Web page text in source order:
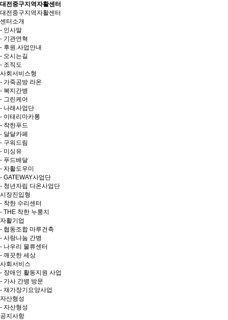
대전중구지역자활센터
대전중구지역자활센터
센터소개
- 인사말
- 기관연혁
- 후원.사업안내
- 오시는길
- 조직도
사회서비스형
- 가죽공방 라온
- 복지간병
- 그린케어
- 나래사업단
- 이태리마카롱
- 착한푸드
- 달달카페
- 구워드림
- 미싱유
- 푸드배달
- 자활도우미
- GATEWAY사업단
- 청년자립 다온사업단
시장진입형
- 착한 수리센터
- THE 착한 누룽지
자활기업
- 협동조합 마루건축
- 사랑나눔 간병
- 나우리 물류센터
- 깨끗한 세상
사회서비스
- 장애인 활동지원 사업
- 가사 간병 방문
- 재가장기요양사업
자산형성
- 자산형성
공지사항